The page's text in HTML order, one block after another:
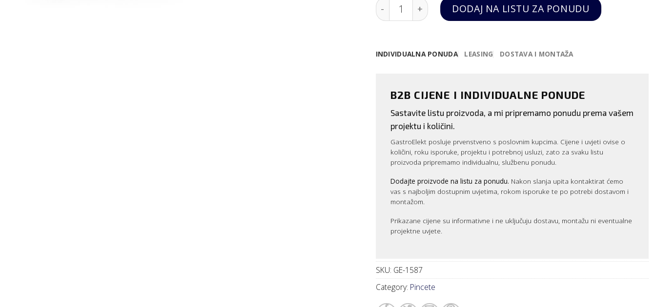
Pinceta riblje kosti, ravna quantity
DODAJ NA LISTU ZA PONUDU
INDIVIDUALNA PONUDA LEASING DOSTAVA I MONTAŽA
B2B CIJENE I INDIVIDUALNE PONUDE
Sastavite listu proizvoda, a mi pripremamo ponudu prema vašem
projektu i količini.
GastroElekt posluje prvenstveno s poslovnim kupcima. Cijene i uvjeti ovise o
količini, roku isporuke, projektu i potrebnoj usluzi, zato za svaku listu
proizvoda pripremamo individualnu, službenu ponudu.
Dodajte proizvode na listu za ponudu. Nakon slanja upita kontaktirat ćemo
vas s najboljim dostupnim uvjetima, rokom isporuke te po potrebi dostavom i
montažom.
Prikazane cijene su informativne i ne uključuju dostavu, montažu ni eventualne
projektne uvjete.
SKU: GE-1587
Category: Pincete